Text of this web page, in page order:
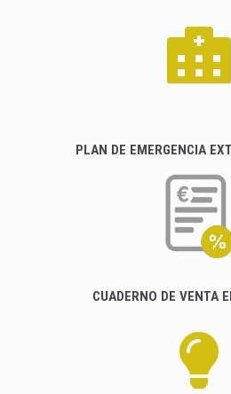
PLAN DE EMERGENCIA
CUADERNO DE VENTA